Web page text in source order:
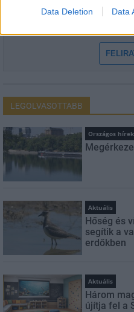
Data Deletion Data
Feliratkozom a
LEGOLVASOTTABB
Országos hírek
Aktuális
Hőség és
segítik a
erdőkben
Aktuális
Három
újítja fel a